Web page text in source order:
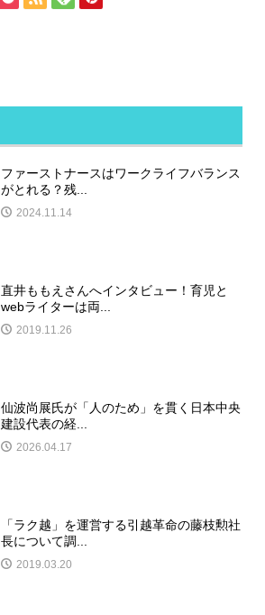
ファーストナースはワークライフバランス
がとれる？残...
2024.11.14
直井ももえさんへインタビュー！育児と
webライターは両...
2019.11.26
仙波尚展氏が「人のため」を貫く日本中央
建設代表の経...
2026.04.17
「ラク越」を運営する引越革命の藤枝勲社
長について調...
2019.03.20